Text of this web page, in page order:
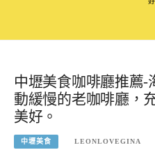
中壢美食咖啡廳推薦-
動緩慢的老咖啡廳，
美好。
中壢美食 LEONLOVEGINA